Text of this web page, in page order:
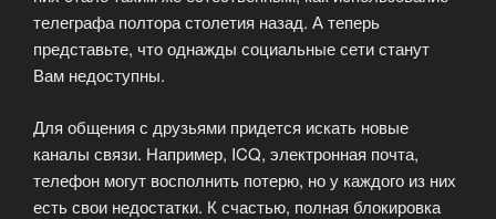
телеграфа полтора столетия назад. А теперь
представьте, что однажды социальные сети станут
Вам недоступны.
Для общения с друзьями придется искать новые
каналы связи. Например, ICQ, электронная почта,
телефон могут восполнить потерю, но у каждого из них
есть свои недостатки. К счастью, полная блокировка